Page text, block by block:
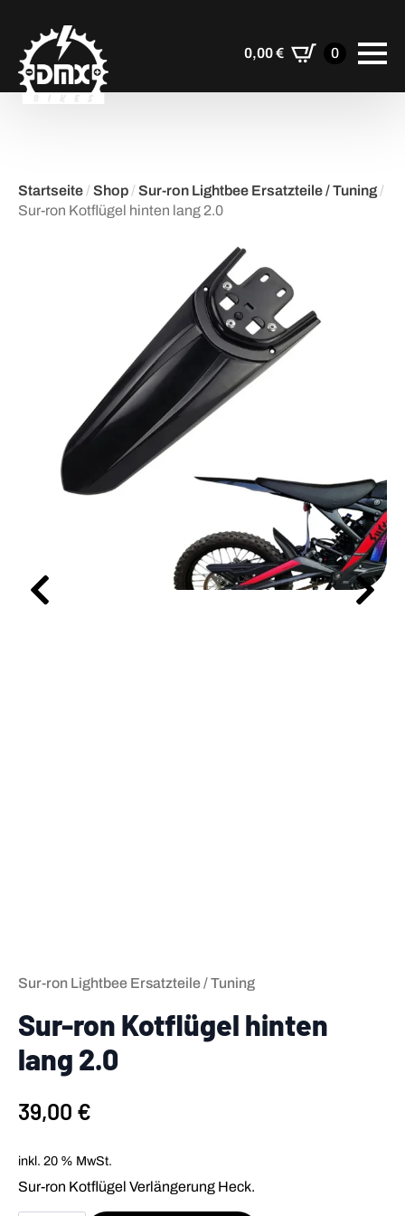
0,00€ 0
Startseite / Shop / Sur-ron Lightbee Ersatzteile / Tuning /
Sur-ron Kotflügel hinten lang 2.0
Sur-ron Lightbee Ersatzteile / Tuning
Sur-ron Kotflügel hinten
lang 2.0
39,00 €
inkl. 20 % MwSt.
Sur-ron Kotflügel Verlängerung Heck.